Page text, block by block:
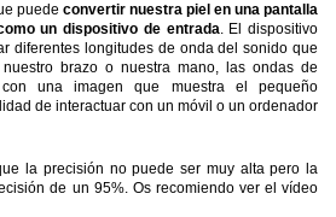
puede convertir nuestra piel en una pantalla
un dispositivo de entrada. El dispositivo
diferentes longitudes de onda del sonido que
brazo o nuestra mano, las ondas de
una imagen que muestra el pequeño
de interactuar con un móvil o un ordenador
la precisión no puede ser muy alta pero la
de un 95%. Os recomiendo ver el vídeo